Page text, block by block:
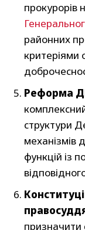
прокурорів
районних
критеріями
Реформа
структури
механізмів
функцій із
призначити